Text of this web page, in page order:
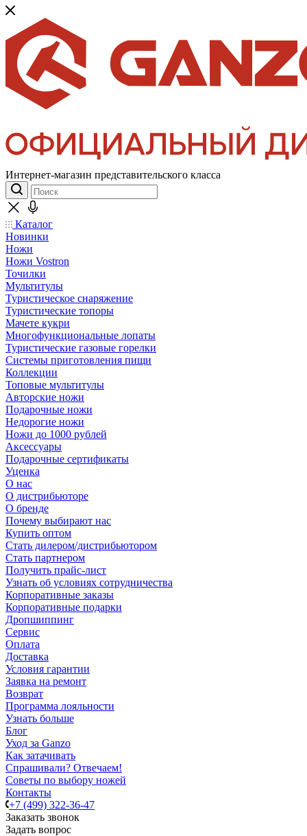
Интернет-магазин представительского класса
Каталог
Новинки
Ножи
Ножи Vostron
Точилки
Мультитулы
Туристическое снаряжение
Туристические топоры
Мачете кукри
Многофункциональные лопаты
Туристические газовые горелки
Системы приготовления пищи
Коллекции
Топовые мультитулы
Авторские ножи
Подарочные ножи
Недорогие ножи
Ножи до 1000 рублей
Аксессуары
Подарочные сертификаты
Уценка
О нас
О дистрибьюторе
О бренде
Почему выбирают нас
Купить оптом
Стать дилером/дистрибьютором
Стать партнером
Получить прайс-лист
Узнать об условиях сотрудничества
Корпоративные заказы
Корпоративные подарки
Дропшиппинг
Сервис
Оплата
Доставка
Условия гарантии
Заявка на ремонт
Возврат
Программа лояльности
Узнать больше
Блог
Уход за Ganzo
Как затачивать
Спрашивали? Отвечаем!
Советы по выбору ножей
Контакты
+7 (499) 322-36-47
Заказать звонок
Задать вопрос